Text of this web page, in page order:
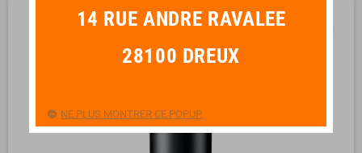
14 RUE ANDRE RAVALEE
28100 DREUX
NE PLUS MONTRER CE POPUP.